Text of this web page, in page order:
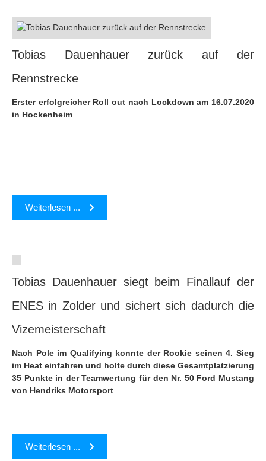
Tobias Dauenhauer zurück auf der
Rennstrecke
Erster erfolgreicher Roll out nach Lockdown am 16.07.2020
in Hockenheim
Weiterlesen ...
Tobias Dauenhauer siegt beim Finallauf der
ENES in Zolder und sichert sich dadurch die
Vizemeisterschaft
Nach Pole im Qualifying konnte der Rookie seinen 4. Sieg
im Heat einfahren und holte durch diese Gesamtplatzierung
35 Punkte in der Teamwertung für den Nr. 50 Ford Mustang
von Hendriks Motorsport
Weiterlesen ...